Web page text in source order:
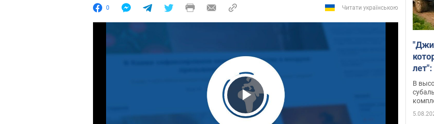
0 Читати українською
Play Video
В